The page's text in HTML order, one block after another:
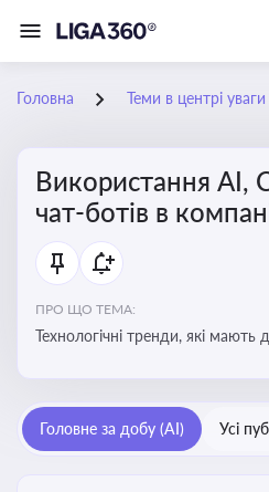
Головна Теми в центрі уваги
Використання AI,
чат-ботів в
ПРО ЩО ТЕМА:
Технологічні тренди, які мають
ефективність і знизити витрати
Головне за добу (AI) Усі